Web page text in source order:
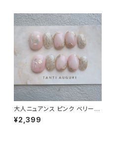
大人ニュアンス ピンク ベリーシ
ョート ネイルチップ 万人受け 鉄
板デザイン 春夏秋冬 爪 通販サ
¥2,399